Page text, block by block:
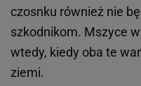
czosnku również nie
szkodnikom. Mszyce
wtedy, kiedy oba te
ziemi.